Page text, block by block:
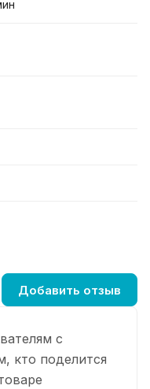
с
кто поделится
Добавить отзыв